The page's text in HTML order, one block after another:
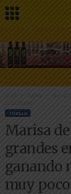
Inicio Tudela
contribuyen...
TUDELA
Marisa
grandes
ganando
muy